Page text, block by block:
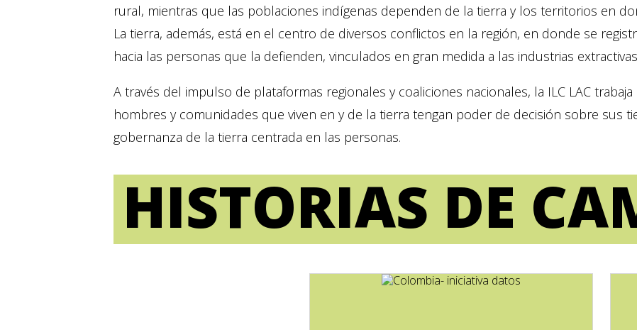
rural, mientras que las poblaciones indígenas dependen de la tierra y los territorios en
La tierra, además, está en el centro de diversos conflictos en la región, en donde se
hacia las personas que la defienden, vinculados en gran medida a las industrias
A través del impulso de plataformas regionales y coaliciones nacionales, la ILC LAC
hombres y comunidades que viven en y de la tierra tengan poder de decisión sobre sus
gobernanza de la tierra centrada en las personas.
HISTORIAS DE